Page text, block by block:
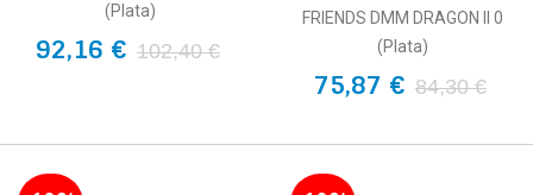
(plata)
92,16 € 102,40 €
FRIENDS DMM DRAGON II 0
(plata)
75,87 € 84,30 €